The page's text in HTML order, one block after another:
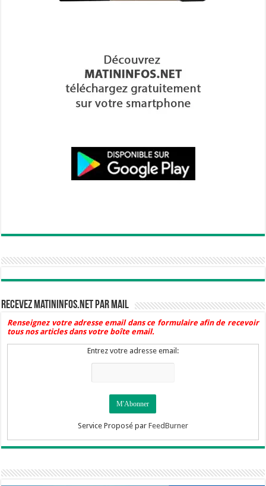
Recevez Matininfos.net par mail
Renseignez votre adresse email dans ce formulaire afin de recevoir
tous nos articles dans votre boîte email.
Entrez votre adresse email:
Service Proposé par FeedBurner